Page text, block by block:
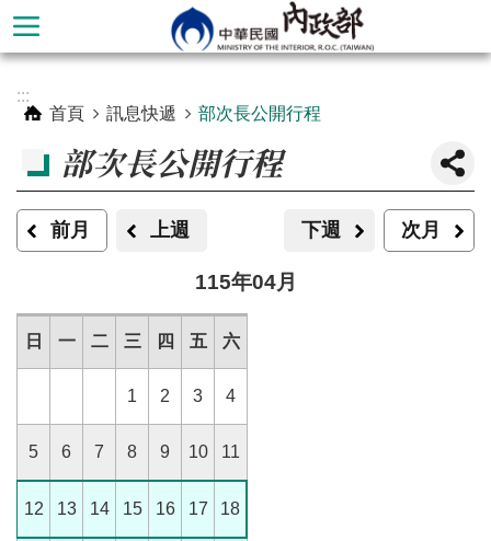
跳到主要內容區塊
階
部
簡
介
:::
首頁
訊息快遞 部次長公開行程
部次長公開行程
前月 上週 下週 次月
115年04月
日 一 二 三 四 五 六
1 2 3 4
5 6 7 8 9 10 11
12 13 14 15 16 17 18